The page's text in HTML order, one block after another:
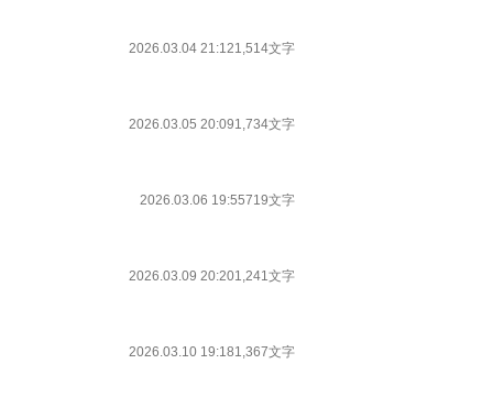
2026.03.04 21:121,514文字
2026.03.05 20:091,734文字
2026.03.06 19:55719文字
2026.03.09 20:201,241文字
2026.03.10 19:181,367文字